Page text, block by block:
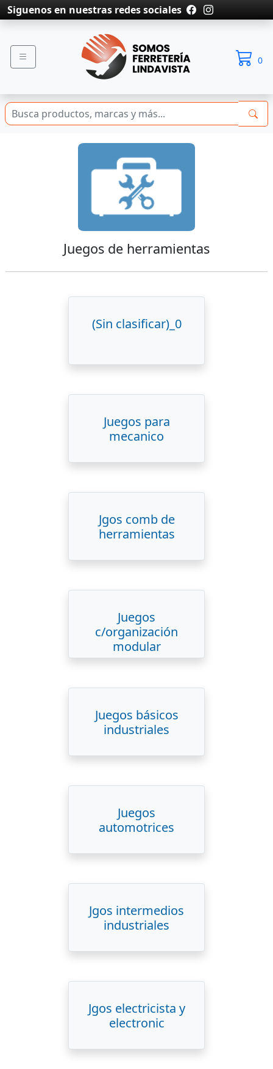
Siguenos en nuestras redes sociales
0
Juegos de herramientas
(Sin clasificar)_0
Juegos para
mecanico
Jgos comb de
herramientas
Juegos
c/organización
modular
Juegos básicos
industriales
Juegos
automotrices
Jgos intermedios
industriales
Jgos electricista y
electronic